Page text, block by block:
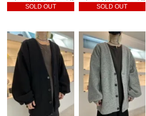
SOLD OUT
SOLD OUT